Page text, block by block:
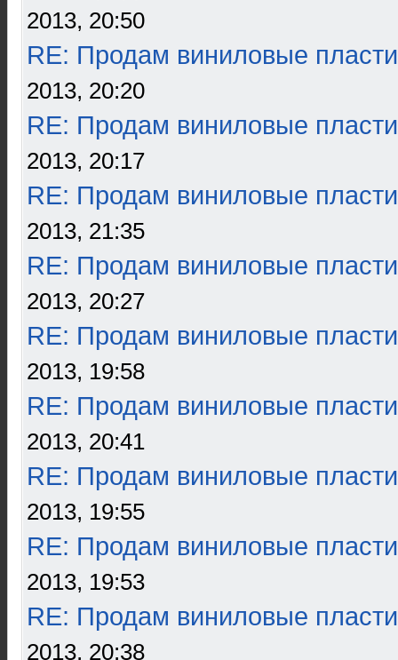
2013, 20:50
RE: Продам виниловые
2013, 20:20
RE: Продам виниловые
2013, 20:17
RE: Продам виниловые
2013, 21:35
RE: Продам виниловые
2013, 20:27
RE: Продам виниловые
2013, 19:58
RE: Продам виниловые
2013, 20:41
RE: Продам виниловые
2013, 19:55
RE: Продам виниловые
2013, 19:53
RE: Продам виниловые
2013, 20:38